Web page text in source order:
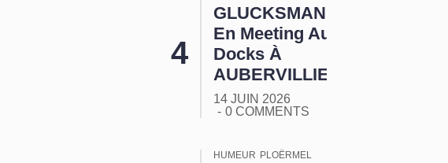
GLUCKSMANN
En Meeting Aux
Docks À
AUBERVILLIERS
14 JUIN 2026
0 COMMENTS
HUMEUR PLOËRMEL